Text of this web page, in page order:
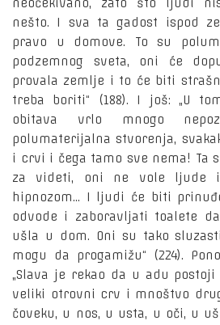
neočekivano, zato što ljudi
nešto. I sva ta gadost ispod
pravo u domove. To su
podzemnog sveta, oni će
provala zemlje i to će biti
treba boriti“ (188). I još: „U
obitava vrlo mnogo
polumaterijalna stvorenja,
i crvi i čega tamo sve nema! Ta
za videti, oni ne vole ljude i
hipnozom... I ljudi će biti
odvode i zaboravljati toalete
ušla u dom. Oni su tako
mogu da progamižu“ (224).
„Slava je rekao da u adu
veliki otrovni crv i mnoštvo
čoveku, u nos, u usta, u oči, u